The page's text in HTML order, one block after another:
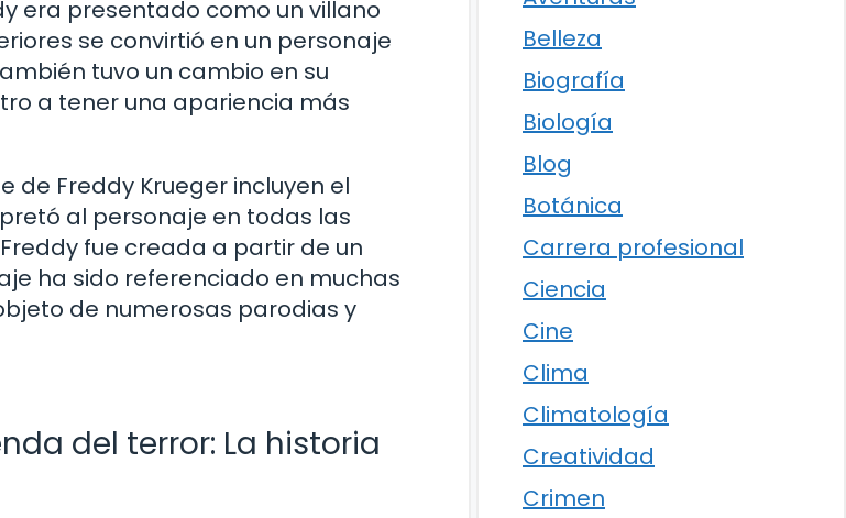
era presentado como un villano
se convirtió en un personaje
tuvo un cambio en su
a tener una apariencia más
de Freddy Krueger incluyen el
al personaje en todas las
fue creada a partir de un
ha sido referenciado en muchas
de numerosas parodias y
del terror: La historia
Belleza
Biografía
Biología
Blog
Botánica
Carrera profesional
Ciencia
Cine
Clima
Climatología
Creatividad
Crimen